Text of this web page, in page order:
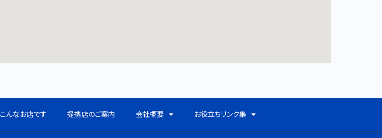
こんなお店です 提携店のご案内 会社概要 お役立ちリンク集